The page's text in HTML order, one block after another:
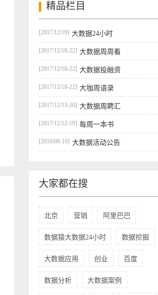
精品栏目
[2017/12/19] 大数据24小时
[2017/12/18-22] 大数据周周看
[2017/12/18-22] 大数据投融资
[2017/12/18-22] 大咖周语录
[2017/12/13-20] 大数据周聘汇
[2017/12/12-19] 每周一本书
[2016/08-10] 大数据活动公告
大家都在搜
北京 营销 阿里巴巴
数据猿大数据24小时 数据挖掘
大数据应用 创业 百度
数据分析 大数据案例